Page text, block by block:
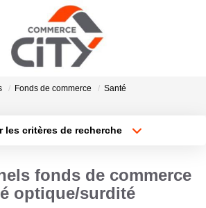
ACHETER
VENDRE
LOUER
Fonds de commerce
Santé
les critères de recherche
Surface min
fonds de commerce
optique/surdité